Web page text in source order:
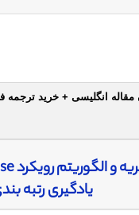
مقاله انگلیسی + خرید ترجمه
یادگیری رتبه